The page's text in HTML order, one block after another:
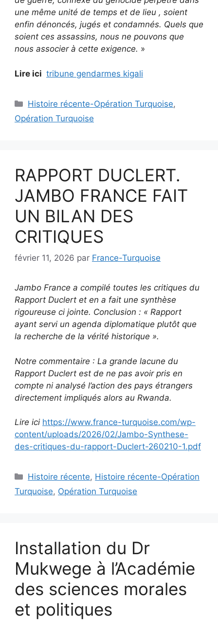
une même unité de temps et de lieu , soient
enfin dénoncés, jugés et condamnés. Quels que
soient ces assassins, nous ne pouvons que
nous associer à cette exigence. »
Lire ici tribune gendarmes kigali
Catégories
Histoire récente-Opération Turquoise,
Opération Turquoise
RAPPORT DUCLERT.
JAMBO FRANCE FAIT
UN BILAN DES
CRITIQUES
février 11, 2026 par France-Turquoise
Jambo France a compilé toutes les critiques du
Rapport Duclert et en a fait une synthèse
rigoureuse ci jointe. Conclusion : « Rapport
ayant servi un agenda diplomatique plutôt que
la recherche de la vérité historique ».
Notre commentaire : La grande lacune du
Rapport Duclert est de ne pas avoir pris en
compte ni analysé l’action des pays étrangers
directement impliqués alors au Rwanda.
Lire ici https://www.france-turquoise.com/wp-
content/uploads/2026/02/Jambo-Synthese-
des-critiques-du-rapport-Duclert-260210-1.pdf
Catégories
Histoire récente, Histoire récente-Opération
Turquoise, Opération Turquoise
Installation du Dr
Mukwege à l’Académie
des sciences morales
et politiques